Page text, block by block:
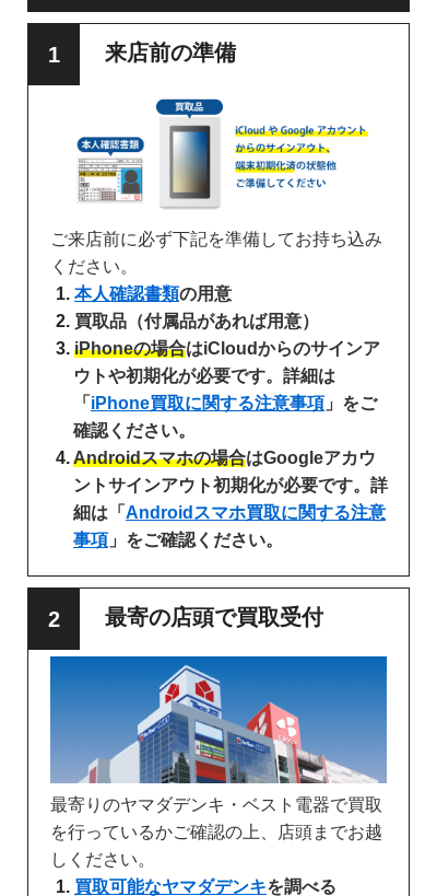
来店前の準備
ご来店前に必ず下記を準備してお持ち込み
ください。
本人確認書類の用意
買取品（付属品があれば用意）
iPhoneの場合はiCloudからのサインア
ウトや初期化が必要です。詳細は
「 iPhone買取に関する注意事項 」をご
確認ください。
Androidスマホの場合はGoogleアカウ
ントサインアウト初期化が必要です。詳
細は「 Androidスマホ買取に関する注意
事項 」をご確認ください。
最寄の店頭で買取受付
最寄りのヤマダデンキ・ベスト電器で買取
を行っているかご確認の上、店頭までお越
しください。
買取可能なヤマダデンキを調べる